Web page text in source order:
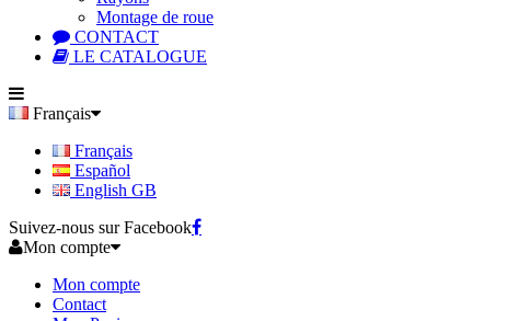
Montage de roue
CONTACT
LE CATALOGUE
Français
Français
Español
English GB
Suivez-nous sur Facebook
Mon compte
Mon compte
Contact